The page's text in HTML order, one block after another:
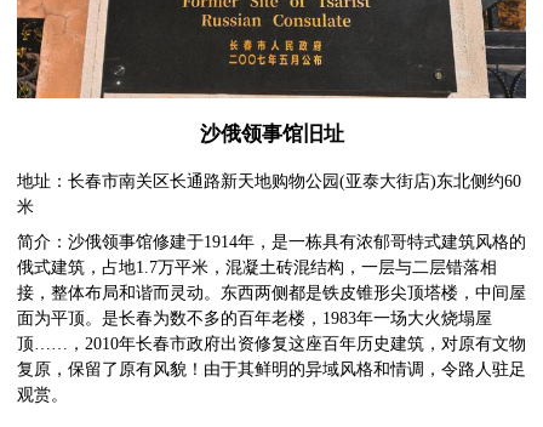
沙俄领事馆旧址
地址：长春市南关区长通路新天地购物公园(亚泰大街店)东北侧约60
米
简介：沙俄领事馆修建于1914年，是一栋具有浓郁哥特式建筑风格的
俄式建筑，占地1.7万平米，混凝土砖混结构，一层与二层错落相
接，整体布局和谐而灵动。东西两侧都是铁皮锥形尖顶塔楼，中间屋
面为平顶。是长春为数不多的百年老楼，1983年一场大火烧塌屋
顶……，2010年长春市政府出资修复这座百年历史建筑，对原有文物
复原，保留了原有风貌！由于其鲜明的异域风格和情调，令路人驻足
观赏。